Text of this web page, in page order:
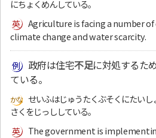
にちょくめんしている。
Agriculture is facing a number
climate change and water scarcity.
政府は住宅不足に対処するた
ている。
せいふはじゅうたくぶそくにたい
さくをじっししている。
The government is